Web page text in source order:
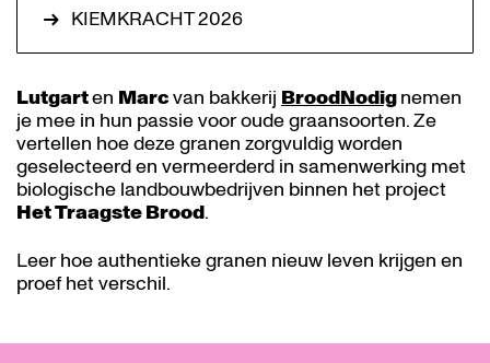
Lutgarten Marcvan bakkerij BroodNodignemen
je mee in hun passie voor oude graansoorten. Ze
vertellen hoe deze granen zorgvuldig worden
geselecteerd en vermeerderd in samenwerking met
biologische landbouwbedrijven binnen het project
Het Traagste Brood.
Leer hoe authentieke granen nieuw leven krijgen en
proef het verschil.
KIEMKRACHT 2026